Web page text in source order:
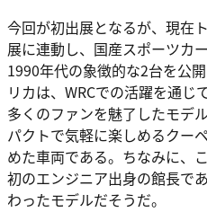
今回が初出展となるが、現在
展に連動し、国産スポーツカ
1990年代の象徴的な2台を公
リカは、WRCでの活躍を通じ
多くのファンを魅了したモデ
パクトで気軽に楽しめるクー
めた車両である。ちなみに、
初のエンジニア出身の館長で
わったモデルだそうだ。